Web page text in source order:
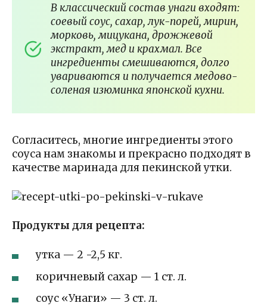
В классический состав унаги входят:
соевый соус, сахар, лук-порей, мирин,
морковь, мицукана, дрожжевой
экстракт, мед и крахмал. Все
ингредиенты смешиваются, долго
увариваются и получается медово-
соленая изюминка японской кухни.
Согласитесь, многие ингредиенты этого
соуса нам знакомы и прекрасно подходят в
качестве маринада для пекинской утки.
Продукты для рецепта:
утка — 2 -2,5 кг.
коричневый сахар — 1 ст. л.
соус «Унаги» — 3 ст. л.